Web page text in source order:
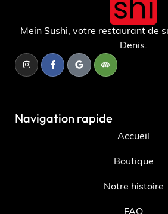
Mein Sushi, votre restaurant de
Denis.
Navigation rapide
Accueil
Boutique
Notre histoire
FAQ